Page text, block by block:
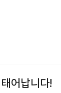
어납니다!